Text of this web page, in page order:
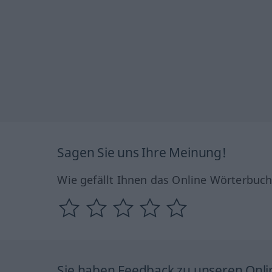
Sagen Sie uns Ihre Meinung!
Wie gefällt Ihnen das Online